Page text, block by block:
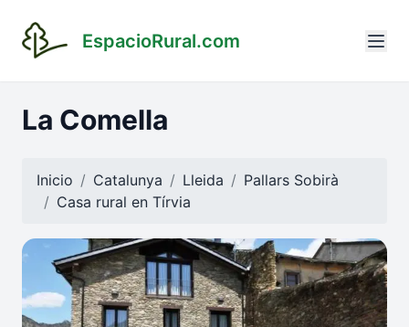
EspacioRural.com
La Comella
Inicio Catalunya Lleida
Pallars Sobirà
Casa rural en Tírvia